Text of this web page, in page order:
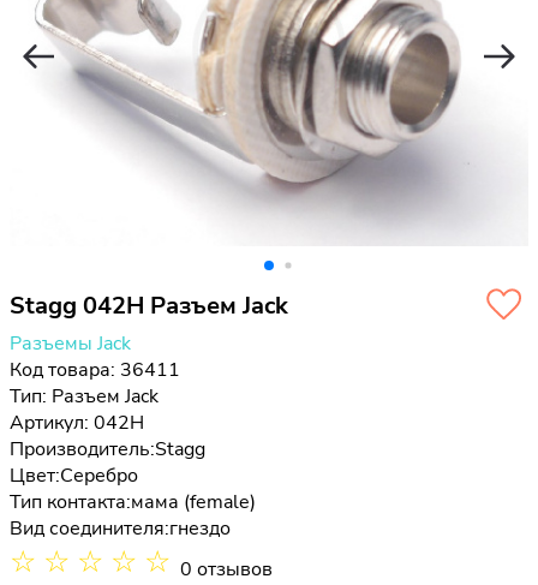
Stagg 042H Разъем Jack
Разъемы Jack
Код товара: 36411
Тип: Разъем Jack
Артикул: 042H
Производитель:Stagg
Цвет:Серебро
Тип контакта:мама (female)
Вид соединителя:гнездо
☆ ☆ ☆ ☆ ☆ 0 отзывов